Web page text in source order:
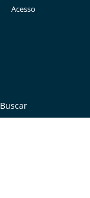
Buscar
Acesso